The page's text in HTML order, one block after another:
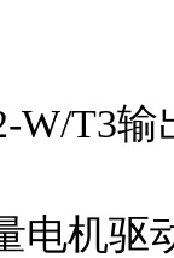
T3输
机驱